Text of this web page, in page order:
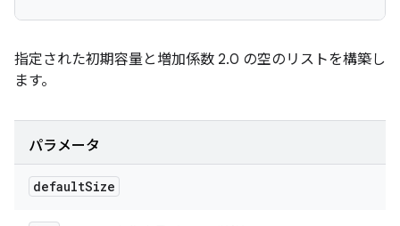
指定された初期容量と増加係数 2.0 の空のリストを構築し
ます。
パラメータ
defaultSize